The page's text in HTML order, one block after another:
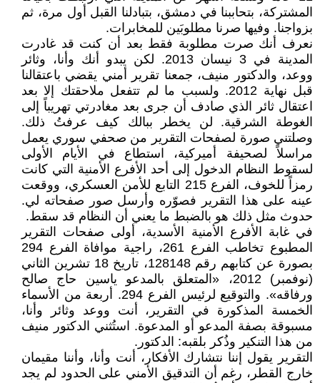
المشتركة، بتحاببنا في دمشق، بتبادلنا القبل أول مرة، ثم
بزواجنا. وفيها صرنا مطلوبَين للمخابرات.
نعرف أنك صرت مطلوبة فقط بعد أن كنت قد غادرت
المدينة في 3 نيسان 2013. لكن يبدو أنك وأنا، وثائر
ووعد، والدكتور منيف، جمعنا تقرير أمني يقضي باعتقالنا
قبل نهاية 2012. ولسبب ما لم تتفعل ملاحقتك إلا بعد
اعتقال ثائر الذي صادف أن جرى بعد مغادرتي تهريباً إلى
الغوطة الشرقية. لن يخطر ببالك كيف عرفتُ ذلك.
وصلتني صورة لصفحات التقرير من صحفي سوري يعمل
مراسلاً لصحيفة أميركية، استطاع في الأيام الأولى
لسقوط النظام الدخول إلى أحد الأفرع الأمنية التي كانت
رمزاً للخوف، الفرع 215 التابع للأمن العسكري، ووقعت
عينه على هذا التقرير فصوّره وأرسل صور صفحاته لي.
حدوث مثل ذلك هو بالضبط ما يعني أن النظام قد سقط.
في غابة الأفرع الأمنية الأسدية، أولى صفحات التقرير
المطبوع تخاطب الفرع 261، راجية موافاة الفرع 294
بصورة عن كتابهم رقم 128148، تاريخ 18 تشرين الثاني
(نوفمبر) 2012، «المتعلق بالمدعو ياسين حاج صالح
ورفاقه». والتوقيع لرئيس الفرع 294. أربعة من الأسماء
الخمسة المذكورة في التقرير، أنت ووعد وثائر وأنا،
مسبوقة بصفة المدعو أو المدعوة. استُثني الدكتور منيف
من هذا التنكير وذُكر بلقبه: الدكتور.
التقرير يقول إننا نتشارك الأفكار، أنت وأنا، وأننا مقيمان
خارج القطر، رغم أن التدقيق الأمني على الحدود لم يجد